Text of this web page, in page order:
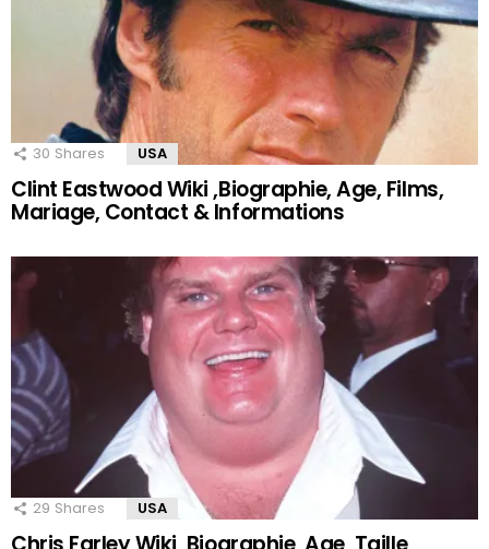
30 Shares USA
Clint Eastwood Wiki ,Biographie, Age, Films,
Mariage, Contact & Informations
29 Shares USA